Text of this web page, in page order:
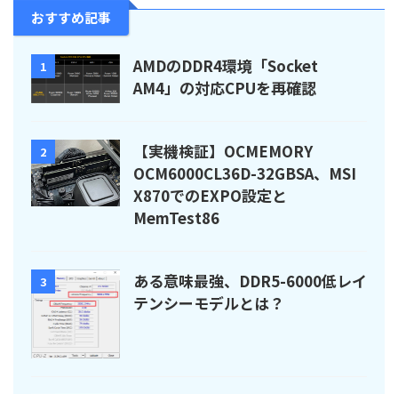
おすすめ記事
1
AMDのDDR4環境「Socket
AM4」の対応CPUを再確認
2
【実機検証】OCMEMORY
OCM6000CL36D-32GBSA、MSI
X870でのEXPO設定と
MemTest86
3
ある意味最強、DDR5-6000低レイ
テンシーモデルとは？